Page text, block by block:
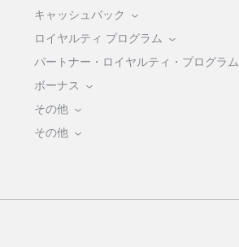
キャッシュバック
ロイヤルティ プログラム
パートナー・ロイヤルティ・プログラム
ボーナス
その他
その他